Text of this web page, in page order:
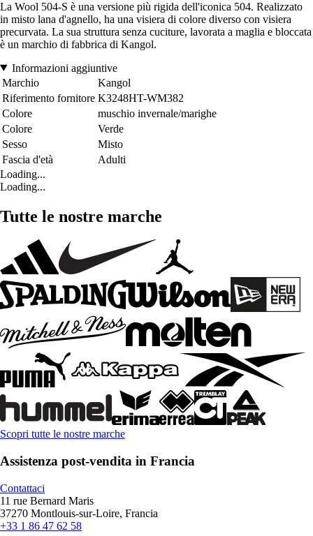
La Wool 504-S è una versione più rigida dell'iconica 504. Realizzato
in misto lana d'agnello, ha una visiera di colore diverso con visiera
precurvata. La sua struttura senza cuciture, lavorata a maglia e bloccata
è un marchio di fabbrica di Kangol.
Informazioni aggiuntive
Marchio
Kangol
Riferimento fornitore K3248HT-WM382
Colore
muschio invernale/marighe
Colore
Verde
Sesso
Misto
Fascia d'età
Adulti
Loading...
Loading...
Tutte le nostre marche
Scopri tutte le nostre marche
Assistenza post-vendita in Francia
Contattaci
11 rue Bernard Maris
37270 Montlouis-sur-Loire, Francia
+33 1 86 47 62 58